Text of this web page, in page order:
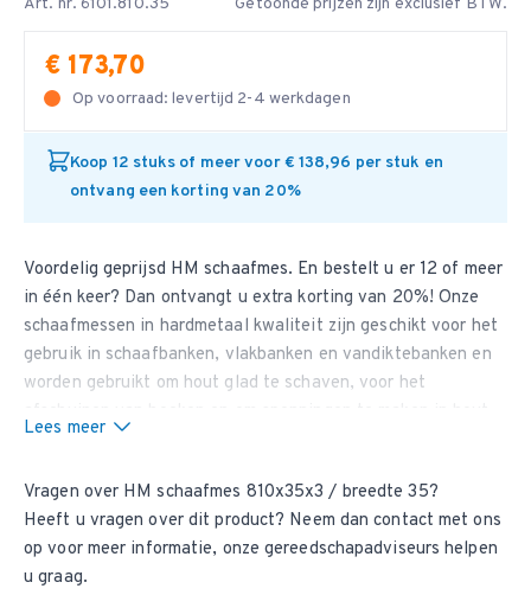
Art. nr. 6101.810.35 Getoonde prijzen zijn exclusief BTW.
€ 173,70
Op voorraad: levertijd 2-4 werkdagen
Koop 12 stuks of meer voor € 138,96 per stuk en
ontvang een korting van 20%
Voordelig geprijsd HMschaafmes. En bestelt u er 12 of meer
in één keer? Dan ontvangt u extra korting van 20%! Onze
schaafmessen in hardmetaal kwaliteit zijn geschikt voor het
gebruik in schaafbanken, vlakbanken en vandiktebanken en
worden gebruikt om hout glad te schaven, voor het
Schaafmessen in HM kwaliteit blijven tot wel 4 keer langer
een minimale bestelhoeveelheid van 2 stuks.
Zit uw maat er niet tussen?
Wij kunnen vrijwel iedere tussenliggende maat leveren. Vul
het aanvraagformulier
Lees meer
Vragen over HM schaafmes 810x35x3 / breedte 35?
Heeft u vragen over dit product? Neem dancontact met ons
op voor meer informatie, onze gereedschapadviseurs helpen
u graag.